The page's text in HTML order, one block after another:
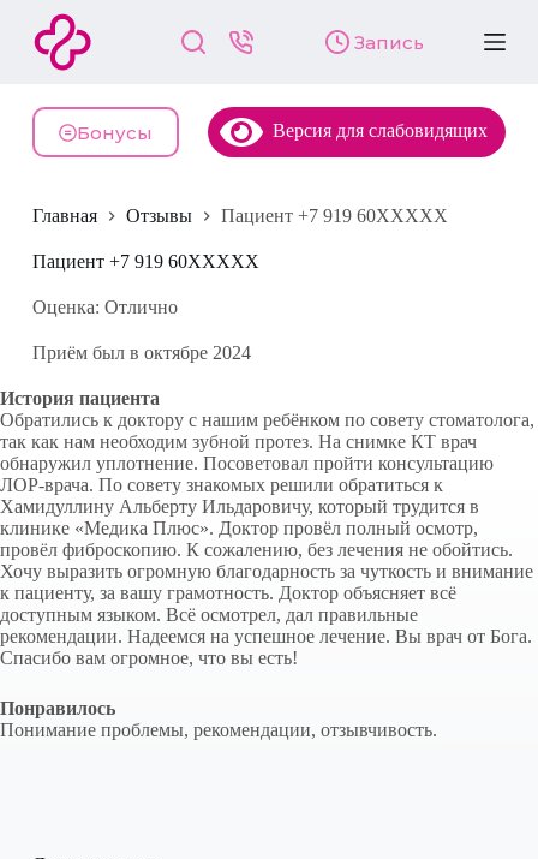
й
и
у
и
Запись
Бонусы Версия для слабовидящих
Главная Отзывы Пациент +7 919 60XXXXX
Пациент +7 919 60XXXXX
Оценка: Отлично
Приём был в октябре 2024
История пациента
Обратились к доктору с нашим ребёнком по совету стоматолога,
так как нам необходим зубной протез. На снимке КТ врач
обнаружил уплотнение. Посоветовал пройти консультацию
ЛОР-врача. По совету знакомых решили обратиться к
Хамидуллину Альберту Ильдаровичу, который трудится в
клинике «Медика Плюс». Доктор провёл полный осмотр,
провёл фиброскопию. К сожалению, без лечения не обойтись.
Хочу выразить огромную благодарность за чуткость и внимание
к пациенту, за вашу грамотность. Доктор объясняет всё
доступным языком. Всё осмотрел, дал правильные
рекомендации. Надеемся на успешное лечение. Вы врач от Бога.
Спасибо вам огромное, что вы есть!
Понравилось
Понимание проблемы, рекомендации, отзывчивость.